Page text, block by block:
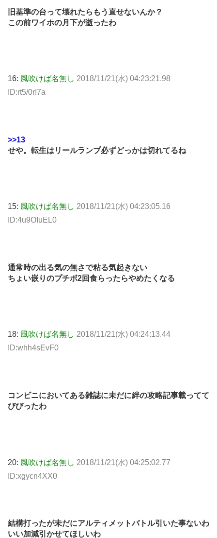
旧基準の台って壊れたらもう直せないんか？
この前ワイホの月下が逝ったわ
16: 風吹けば名無し 2018/11/21(水) 04:23:21.98
ID:rt5/0rI7a
>>13
せや。転生はリールランプ必ずどっかは切れてるね
15: 風吹けば名無し 2018/11/21(水) 04:23:05.16
ID:4u9OIuEL0
通常時の出る気の無さで粘る気起きない
ちょい嵌りのプチボ2回食らったらやめたくなる
18: 風吹けば名無し 2018/11/21(水) 04:24:13.44
ID:whh4sEvF0
コンビニにおいてある雑誌に未だに絆の攻略記事載ってて
びびったわ
20: 風吹けば名無し 2018/11/21(水) 04:25:02.77
ID:xgycn4XX0
結構打ったが未だにアルティメットバトル引いた事ないわ
いい加減引かせてほしいわ